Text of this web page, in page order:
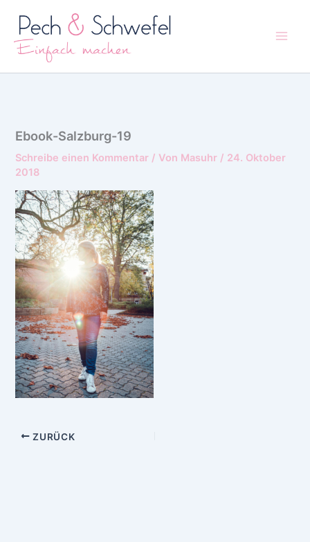
Inhalt
springen
Ebook-Salzburg-19
Schreibe einen Kommentar / Von Masuhr / 24. Oktober
2018
ZURÜCK